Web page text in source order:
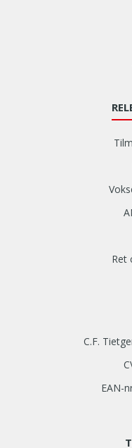
Ret
C.F.
EAN-